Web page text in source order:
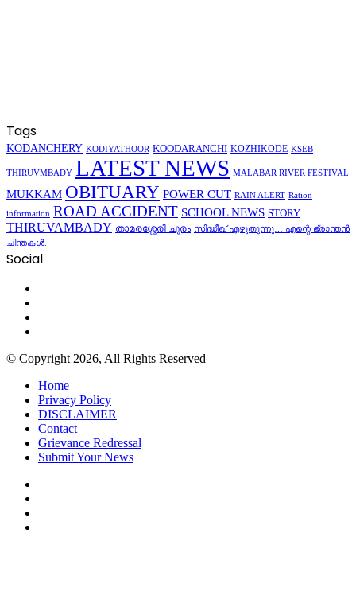
Tags
KODANCHERY KODIYATHOOR KOODARANCHI KOZHIKODE KSEB
THIRUVMBADY LATEST NEWS MALABAR RIVER FESTIVAL
MUKKAM OBITUARY POWER CUT RAIN ALERT Ration
information ROAD ACCIDENT SCHOOL NEWS STORY
THIRUVAMBADY താമരശ്ശേരി ചുരം സിദ്ധീഖ് എഴുതുന്നു… എന്റെ ഭ്രാന്തൻ
ചിന്തകൾ.
Social
© Copyright 2026, All Rights Reserved
Home
Privacy Policy
DISCLAIMER
Contact
Grievance Redressal
Submit Your News